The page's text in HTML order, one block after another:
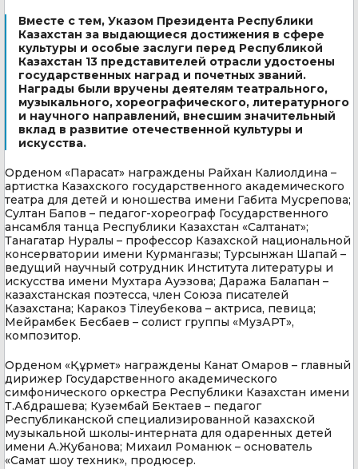
Вместе с тем, Указом Президента Республики
Казахстан за выдающиеся достижения в сфере
культуры и особые заслуги перед Республикой
Казахстан 13 представителей отрасли удостоены
государственных наград и почетных званий.
Награды были вручены деятелям театрального,
музыкального, хореографического, литературного
и научного направлений, внесшим значительный
вклад в развитие отечественной культуры и
искусства.
Орденом «Парасат» награждены Райхан Калиолдина –
артистка Казахского государственного академического
театра для детей и юношества имени Габита Мусрепова;
Султан Бапов – педагог-хореограф Государственного
ансамбля танца Республики Казахстан «Салтанат»;
Танагатар Нуралы – профессор Казахской национальной
консерватории имени Курмангазы; Турсынжан Шапай –
ведущий научный сотрудник Института литературы и
искусства имени Мухтара Ауэзова; Даража Балапан –
казахстанская поэтесса, член Союза писателей
Казахстана; Каракоз Тiлеубекова – актриса, певица;
Мейрамбек Бесбаев – солист группы «МузАРТ»,
композитор.
Орденом «Құрмет» награждены Канат Омаров – главный
дирижер Государственного академического
симфонического оркестра Республики Казахстан имени
Т.Абдрашева; Кузембай Бектаев – педагог
Республиканской специализированной казахской
музыкальной школы-интерната для одаренных детей
имени А.Жубанова; Михаил Романюк – основатель
«Самат шоу техник», продюсер.